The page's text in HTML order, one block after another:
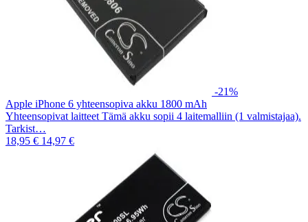
-21%
Apple iPhone 6 yhteensopiva akku 1800 mAh
Yhteensopivat laitteet Tämä akku sopii 4 laitemalliin (1 valmistajaa).
Tarkist…
18,95 € 14,97 €